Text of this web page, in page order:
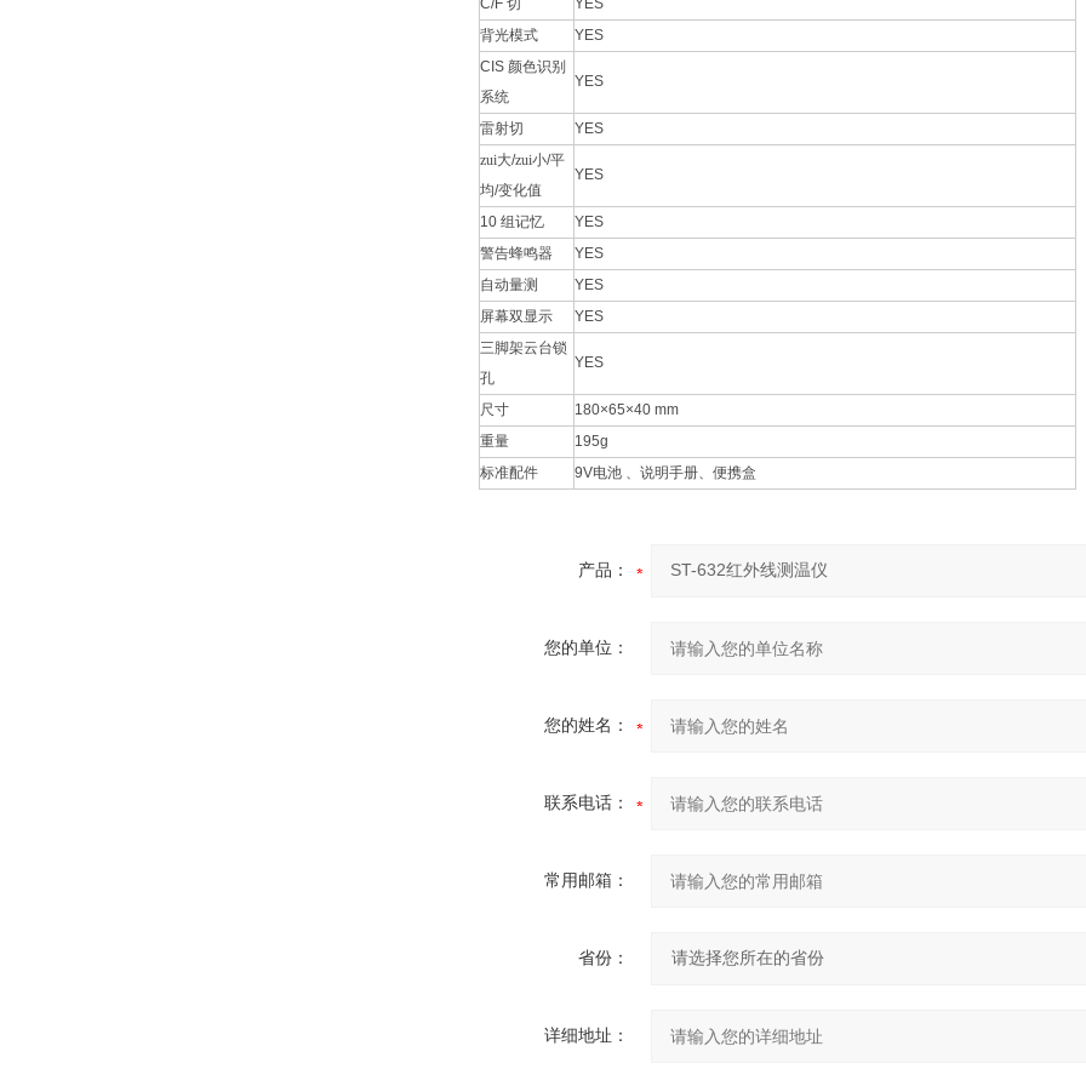
C/F 切
YES
背光模式
YES
CIS 颜色识别
系统
YES
雷射切
YES
zui大/zui小/平
均/变化值
YES
10 组记忆
YES
警告蜂鸣器
YES
自动量测
YES
屏幕双显示
YES
三脚架云台锁
孔
YES
尺寸
180×65×40 mm
重量
195g
标准配件
9V电池 、说明手册、便携盒
产品：
您的单位：
您的姓名：
联系电话：
常用邮箱：
省份：
详细地址：